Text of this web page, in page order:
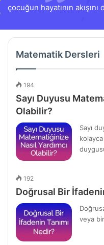
çocuğun hayatının
Matematik Dersleri
194
Sayı Duyusu
Olabilir?
Sayı
192
Doğrusal Bir
veya